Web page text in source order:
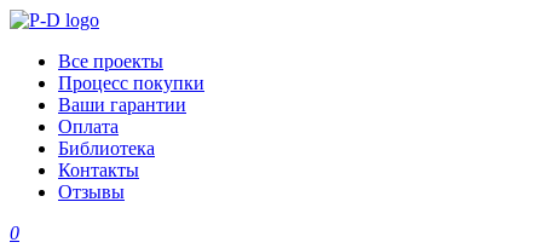
Все проекты
Процесс покупки
Ваши гарантии
Оплата
Библиотека
Контакты
Отзывы
0